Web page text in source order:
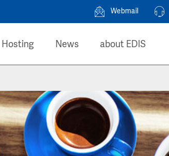
Webmail
Hosting News about EDIS